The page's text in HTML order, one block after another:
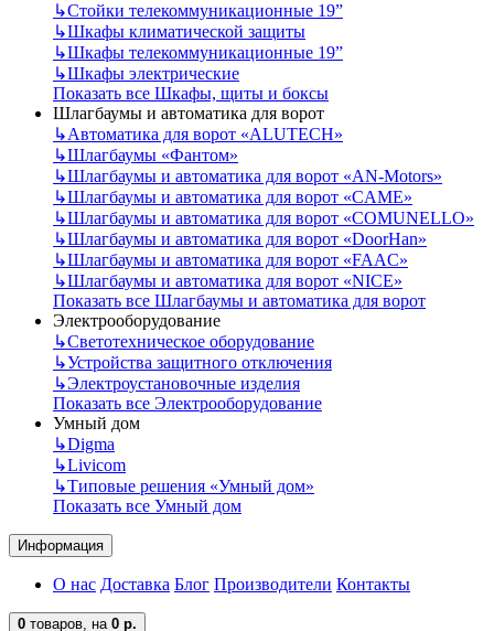
↳Стойки телекоммуникационные 19”
↳Шкафы климатической защиты
↳Шкафы телекоммуникационные 19”
↳Шкафы электрические
Показать все Шкафы, щиты и боксы
Шлагбаумы и автоматика для ворот
↳Автоматика для ворот «ALUTECH»
↳Шлагбаумы «Фантом»
↳Шлагбаумы и автоматика для ворот «AN-Motors»
↳Шлагбаумы и автоматика для ворот «CAME»
↳Шлагбаумы и автоматика для ворот «COMUNELLO»
↳Шлагбаумы и автоматика для ворот «DoorHan»
↳Шлагбаумы и автоматика для ворот «FAAC»
↳Шлагбаумы и автоматика для ворот «NICE»
Показать все Шлагбаумы и автоматика для ворот
Электрооборудование
↳Светотехническое оборудование
↳Устройства защитного отключения
↳Электроустановочные изделия
Показать все Электрооборудование
Умный дом
↳Digma
↳Livicom
↳Типовые решения «Умный дом»
Показать все Умный дом
Информация
О нас Доставка Блог Производители Контакты
0 товаров, на 0 р.